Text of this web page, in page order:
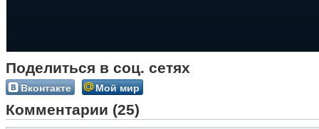
Поделиться в соц. сетях
Вконтакте Мой мир
Комментарии (25)